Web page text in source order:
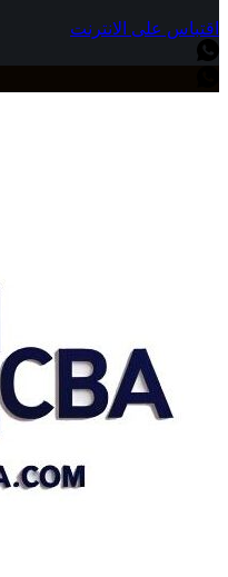
اقتباس على الانترنت